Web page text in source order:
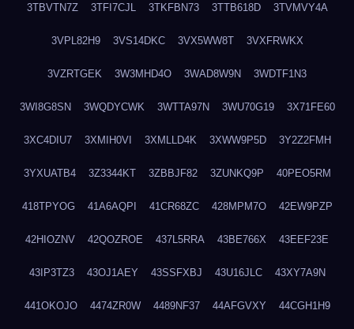
3TBVTN7Z 3TFI7CJL 3TKFBN73 3TTB618D 3TVMVY4A
3VPL82H9 3VS14DKC 3VX5WW8T 3VXFRWKX
3VZRTGEK 3W3MHD4O 3WAD8W9N 3WDTF1N3
3WI8G8SN 3WQDYCWK 3WTTA97N 3WU70G19 3X71FE60
3XC4DIU7 3XMIH0VI 3XMLLD4K 3XWW9P5D 3Y2Z2FMH
3YXUATB4 3Z3344KT 3ZBBJF82 3ZUNKQ9P 40PEO5RM
418TPYOG 41A6AQPI 41CR68ZC 428MPM7O 42EW9PZP
42HIOZNV 42QOZROE 437L5RRA 43BE766X 43EEF23E
43IP3TZ3 43OJ1AEY 43SSFXBJ 43U16JLC 43XY7A9N
441OKOJO 4474ZR0W 4489NF37 44AFGVXY 44CGH1H9